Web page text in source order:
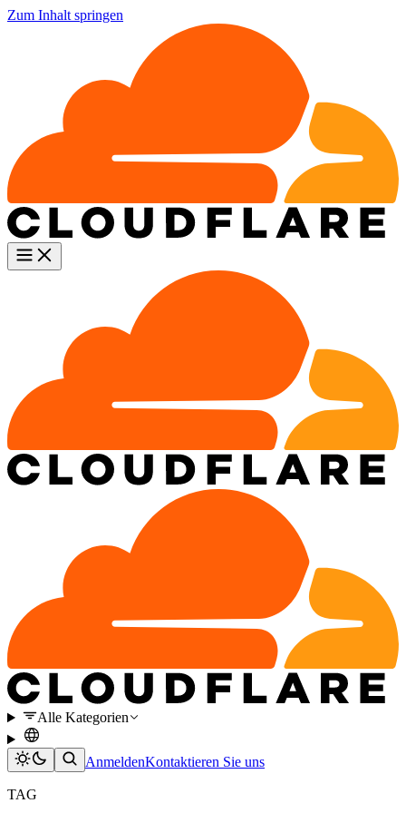
Zum Inhalt springen
Alle Kategorien
AnmeldenKontaktieren Sie uns
TAG